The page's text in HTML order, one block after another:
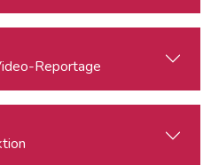
Reportage